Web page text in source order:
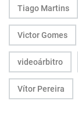
Tiago Martins
Victor Gomes
videoárbitro
Vítor Pereira